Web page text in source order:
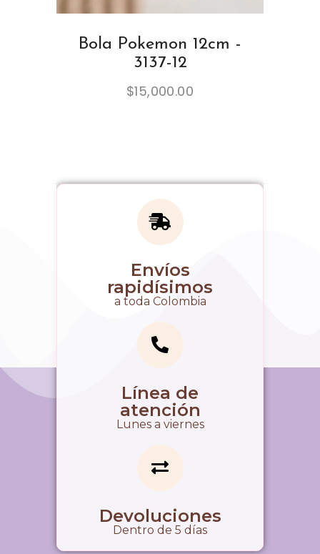
Bola Pokemon 12cm -
3137-12
$15,000.00
Envíos
rapidísimos
a toda Colombia
Línea de
atención
Lunes a viernes
Devoluciones
Dentro de 5 días